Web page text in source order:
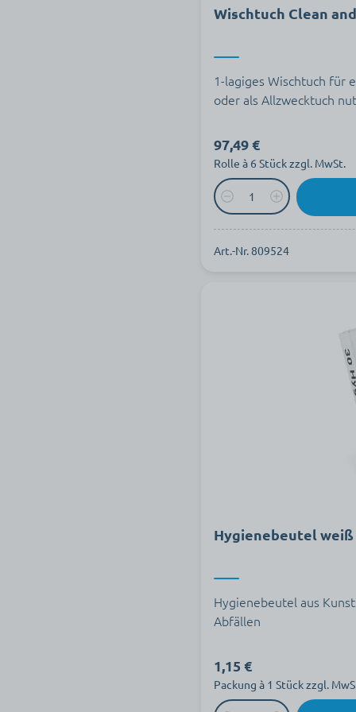
Wischtuch Clean
1-lagiges Wischtuch für
oder als Allzwecktuch
97,49 €
Rolle à 6 Stück zzgl. MwSt.
Art.-Nr. 809524
Hygienebeutel weiß
Hygienebeutel aus
Abfällen
1,15 €
Packung à 1 Stück zzgl.